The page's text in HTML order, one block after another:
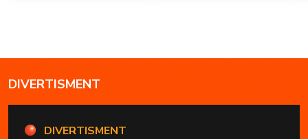
DIVERTISMENT
DIVERTISMENT